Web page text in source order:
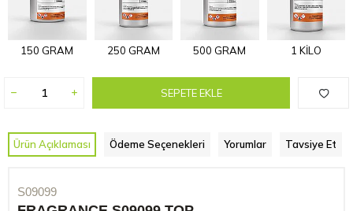
150 GRAM 250 GRAM 500 GRAM 1 KİLO
SEPETE EKLE
Ürün Açıklaması Ödeme Seçenekleri Yorumlar Tavsiye Et
S09099